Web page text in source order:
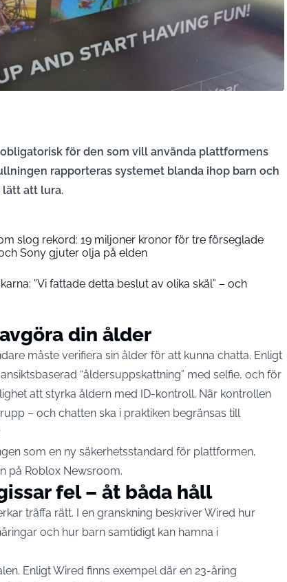
för den som vill använda plattformens
rapporteras systemet blanda ihop barn och
lätt att lura.
slog rekord: 19 miljoner kronor för tre förseglade
Sony gjuter olja på elden
”Vi fattade detta beslut av olika skäl” – och
din ålder
måste verifiera sin ålder för att kunna chatta. Enligt
“åldersuppskattning” med selfie, och för
att styrka åldern med ID-kontroll. När kontrollen
– och chatten ska i praktiken begränsas till
som en ny säkerhetsstandard för plattformen,
på Roblox Newsroom.
fel – åt båda håll
träffa rätt. I en granskning beskriverWired hur
och hur barn samtidigt kan hamna i
Enligt Wired finns exempel där en 23-åring